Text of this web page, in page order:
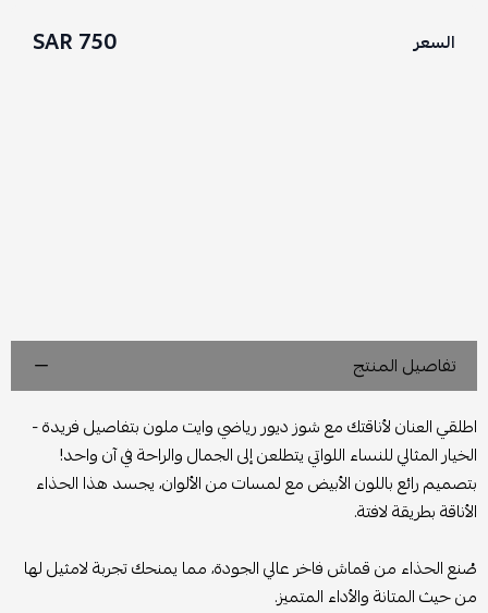
السعر 750 SAR
تفاصيل المنتج
اطلقي العنان لأناقتك مع شوز ديور رياضي وايت ملون بتفاصيل فريدة -
الخيار المثالي للنساء اللواتي يتطلعن إلى الجمال والراحة في آن واحد!
بتصميم رائع باللون الأبيض مع لمسات من الألوان، يجسد هذا الحذاء
الأناقة بطريقة لافتة.
صُنع الحذاء من قماش فاخر عالي الجودة، مما يمنحك تجربة لامثيل لها
من حيث المتانة والأداء المتميز.